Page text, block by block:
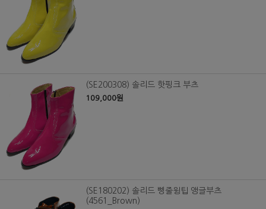
(SE200308) 솔리드 핫핑크 부츠
109,000원
(SE180202) 솔리드 삥줄윙팁 앵글부츠
(4561_Brown)